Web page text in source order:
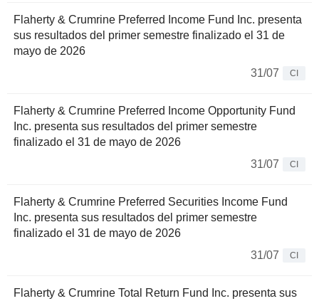
Flaherty & Crumrine Preferred Income Fund Inc. presenta
sus resultados del primer semestre finalizado el 31 de
mayo de 2026
31/07
CI
Flaherty & Crumrine Preferred Income Opportunity Fund
Inc. presenta sus resultados del primer semestre
finalizado el 31 de mayo de 2026
31/07
CI
Flaherty & Crumrine Preferred Securities Income Fund
Inc. presenta sus resultados del primer semestre
finalizado el 31 de mayo de 2026
31/07
CI
Flaherty & Crumrine Total Return Fund Inc. presenta sus